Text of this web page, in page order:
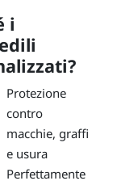
i
Protezione
contro
macchie, graffi
e usura
Perfettamente